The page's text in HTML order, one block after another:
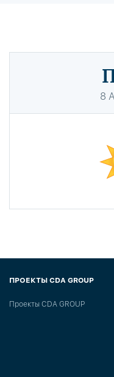
8
ПРОЕКТЫ CDA GROUP
Проекты CDA GROUP